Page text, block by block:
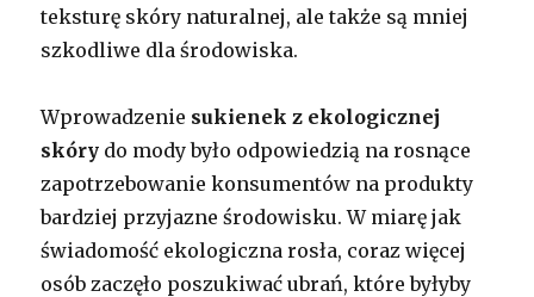
teksturę skóry naturalnej, ale także są mniej
szkodliwe dla środowiska.
Wprowadzenie sukienek z ekologicznej
skóry do mody było odpowiedzią na rosnące
zapotrzebowanie konsumentów na produkty
bardziej przyjazne środowisku. W miarę jak
świadomość ekologiczna rosła, coraz więcej
osób zaczęło poszukiwać ubrań, które byłyby